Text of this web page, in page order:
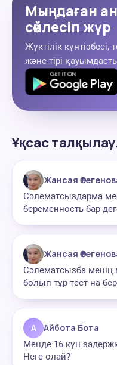
Мыңдаған
сөйлесіп жүр
Жүктілік
және тірі
Ұқсас
Жансая
Сәлематсыздарма
беременность бар
Жансая
Сәлематсызба менің
болып тұр тест на
А Айбота Бота
Менде 16 күн
Неге олай?